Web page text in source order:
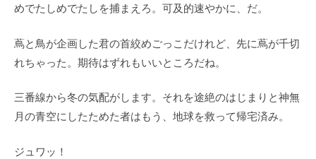
めでたしめでたしを捕まえろ。可及的速やかに、だ。
蔦と鳥が企画した君の首絞めごっこだけれど、先に蔦が千切
れちゃった。期待はずれもいいところだね。
三番線から冬の気配がします。それを途絶のはじまりと神無
月の青空にしたためた者はもう、地球を救って帰宅済み。
ジュワッ！